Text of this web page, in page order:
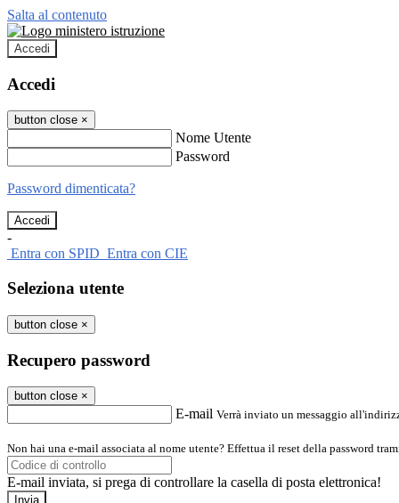
Salta al contenuto
Accedi
Accedi
button close ×
Nome Utente
Password
Password dimenticata?
-
Entra con SPID Entra con CIE
Seleziona utente
button close ×
Recupero password
button close ×
E-mail Verrà inviato un messaggio
Non hai una e-mail associata al nome utente? Effettua il reset della password
E-mail inviata, si prega di controllare la casella di posta elettronica!